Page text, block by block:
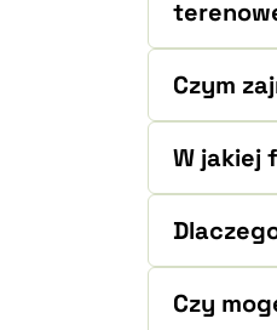
Czym
W jakiej
Czy